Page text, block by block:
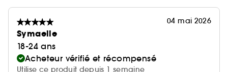
04 mai 2026
Symaelle
18-24 ans
Acheteur vérifié et récompensé
Utilise ce produit depuis 1 semaine